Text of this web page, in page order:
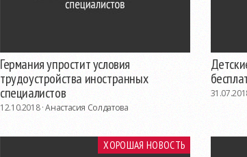
Германия упростит условия
трудоустройства иностранных
специалистов
12.10.2018 ·Анастасия Солдатова
ХОРОШАЯ НОВОСТЬ